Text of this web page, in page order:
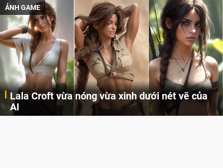
ẢNH GAME
Lala Croft vừa nóng vừa xinh dưới nét vẽ của
AI